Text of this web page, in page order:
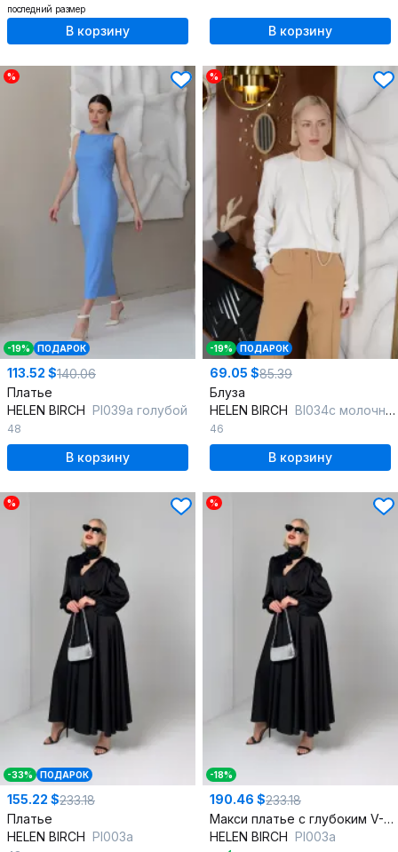
последний размер
В корзину В корзину
%
-19% ПОДАРОК
113.52 $140.06
Платье
HELEN BIRCH Pl039a голубой
48
В корзину
%
-19% ПОДАРОК
69.05 $85.39
Блуза
HELEN BIRCH Bl034c молочный
46
В корзину
%
-33% ПОДАРОК
155.22 $233.18
Платье
HELEN BIRCH Pl003a
%
-18%
190.46 $233.18
Макси платье с глубоким V-вырезом из атласа и сборками
HELEN BIRCH Pl003a